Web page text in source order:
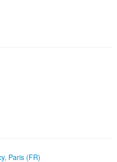
Paris (FR)